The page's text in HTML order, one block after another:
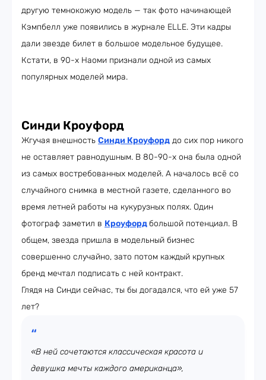
другую темнокожую модель — так фото начинающей
Кэмпбелл уже появились в журнале ELLE. Эти кадры
дали звезде билет в большое модельное будущее.
Кстати, в 90-х Наоми признали одной из самых
популярных моделей мира.
Синди Кроуфорд
Жгучая внешность Синди Кроуфорд до сих пор никого
не оставляет равнодушным. В 80-90-х она была одной
из самых востребованных моделей. А началось всё со
случайного снимка в местной газете, сделанного во
время летней работы на кукурузных полях. Один
фотограф заметил в Кроуфорд большой потенциал. В
общем, звезда пришла в модельный бизнес
совершенно случайно, зато потом каждый крупных
бренд мечтал подписать с ней контракт.
Глядя на Синди сейчас, ты бы догадался, что ей уже 57
лет?
«В ней сочетаются классическая красота и
девушка мечты каждого американца»,